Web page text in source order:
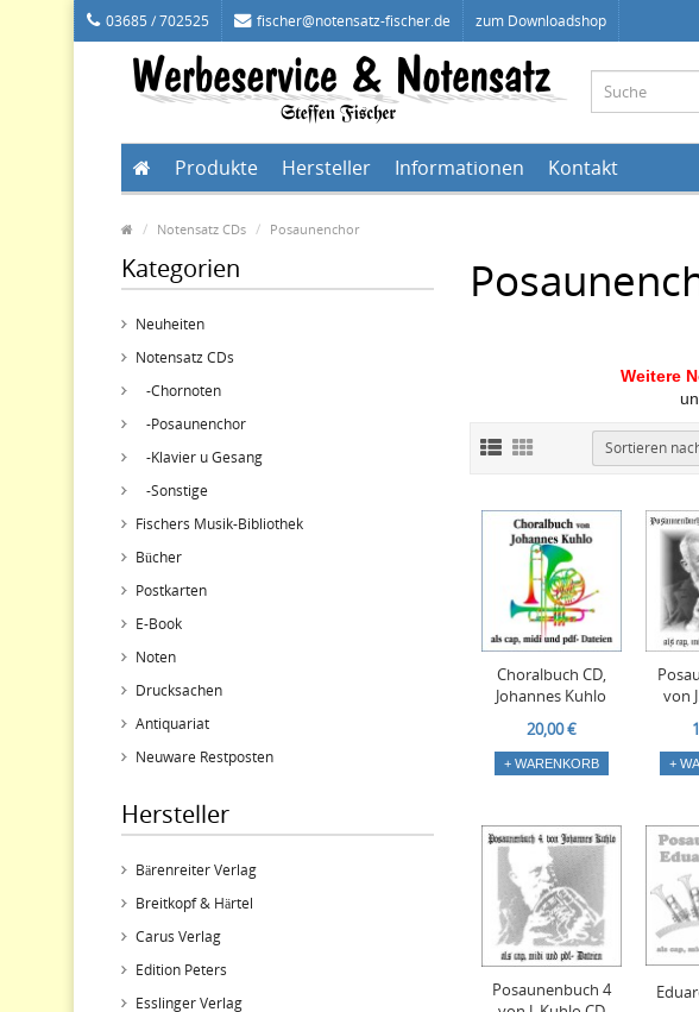
03685 / 702525 fischer@notensatz-fischer.de zum Downloadshop
Produkte Hersteller Informationen Kontakt
Notensatz CDs Posaunenchor
Kategorien
Neuheiten
Notensatz CDs
-Chornoten
-Posaunenchor
-Klavier u Gesang
-Sonstige
Fischers Musik-Bibliothek
Bücher
Postkarten
E-Book
Noten
Drucksachen
Antiquariat
Neuware Restposten
Hersteller
Bärenreiter Verlag
Breitkopf & Härtel
Carus Verlag
Edition Peters
Esslinger Verlag
Weitere
Sortieren
Choralbuch CD,
Johannes Kuhlo
20,00 €
+ WARENKORB
von
+
Posaunenbuch 4